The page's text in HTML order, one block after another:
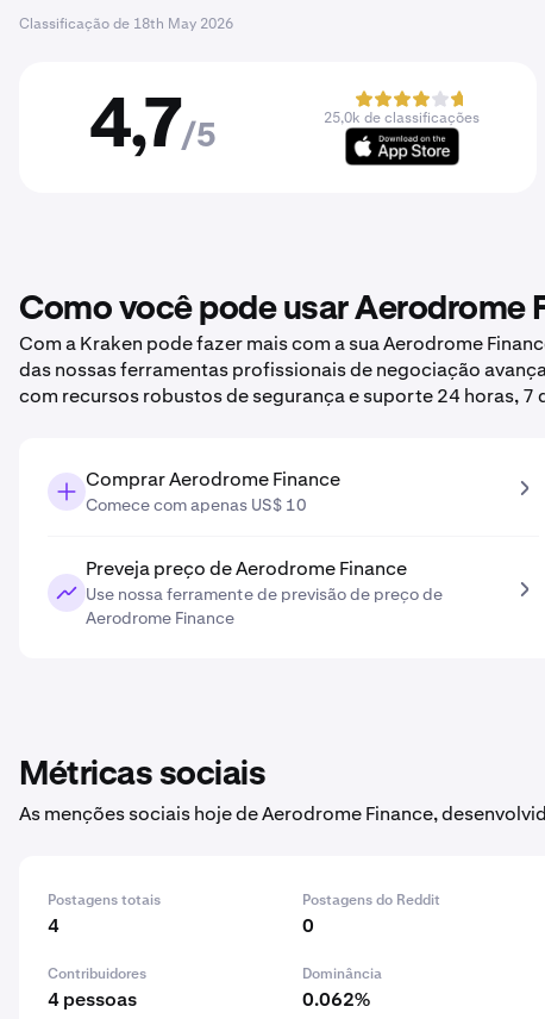
Classificação de 18th May 2026
4,7/5
25,0k de classificações
Como você pode usar Aerodrome
Com a Kraken pode fazer mais com a sua Aerodrome
das nossas ferramentas profissionais de negociação
com recursos robustos de segurança e suporte 24 horas, 7
Comprar Aerodrome Finance
Comece com apenas US$ 10
Preveja preço de Aerodrome Finance
Use nossa ferramente de previsão de preço de
Aerodrome Finance
Métricas sociais
As menções sociais hoje de Aerodrome Finance,
Postagens totais
4
Postagens do Reddit
0
Contribuidores
4 pessoas
Dominância
0.062%